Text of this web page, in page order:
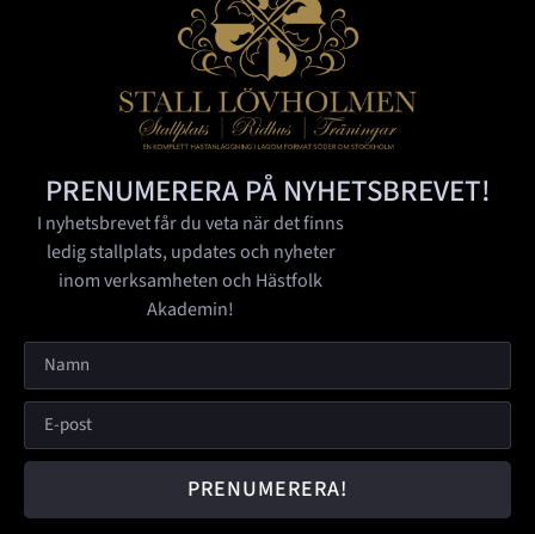
PRENUMERERA PÅ NYHETSBREVET!
I nyhetsbrevet får du veta när det finns
ledig stallplats, updates och nyheter
inom verksamheten och Hästfolk
Akademin!
PRENUMERERA!